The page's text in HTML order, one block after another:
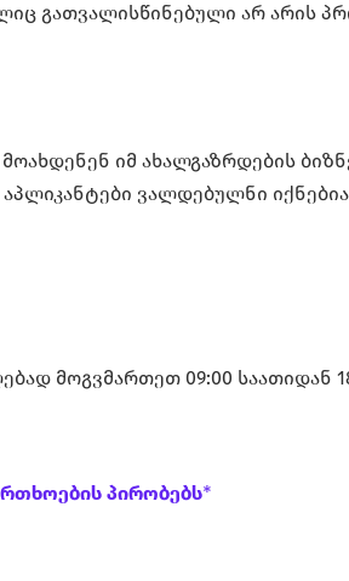
გათვალისწინებული არ არის
იმ ახალგაზრდების
ვალდებულნი
მოგვმართეთ 09:00 საათიდან
Პირობებს*